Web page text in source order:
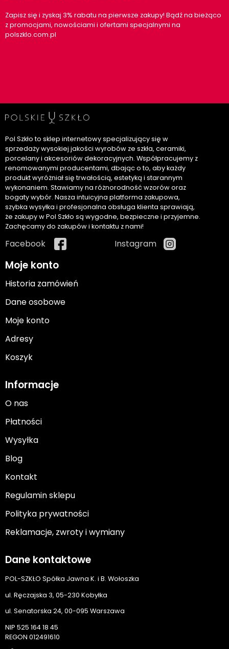
Zapisz się i zyskaj 3% rabatu na pierwsze zakupy! Bądź na bieżąco
z promocjami, nowościami i ofertami specjalnymi na
polszklo.com.pl
Pol Szkło to sklep internetowy specjalizujący się w
sprzedaży wysokiej jakości wyrobów ze szkła, ceramiki,
porcelany i akcesoriów dekoracyjnych. Współpracujemy z
renomowanymi producentami, dbając o to, aby każdy
produkt wyróżniał się trwałością, estetyką i starannym
wykonaniem. Stawiamy na różnorodność wzorów oraz
bogaty wybór. Nasza intuicyjna platforma zakupowa,
szybka wysyłka i profesjonalna obsługa klienta sprawiają,
że zakupy w Pol Szkło są wygodne, bezpieczne i przyjemne.
Zachęcamy do zakupów i kontaktu z nami!
Facebook Instagram
Moje konto
Historia zamówień
Dane osobowe
Moje konto
Adresy
Koszyk
Informacje
O nas
Płatności
Wysyłka
Blog
Kontakt
Regulamin sklepu
Polityka prywatności
Reklamacje, zwroty i wymiany
Dane kontaktowe
POL-SZKŁO Spółka Jawna K. i B. Wołoszka
ul. Ręczajska 3, 05-230 Kobyłka
ul. Senatorska 24, 00-095 Warszawa
NIP 525 164 18 45
REGON 012491610